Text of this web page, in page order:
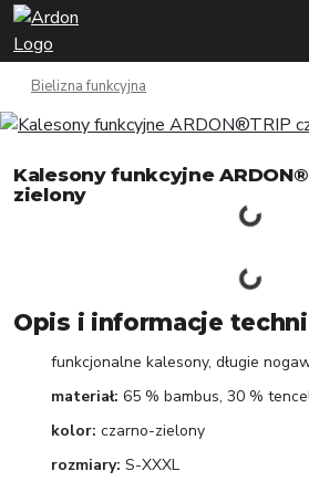
Bielizna funkcyjna
Kalesony funkcyjne
zielony
Opis i informacje
funkcjonalne kalesony, długie
materiał: 65 % bambus, 30 %
kolor: czarno-zielony
rozmiary: S-XXXL